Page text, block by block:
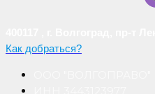
Как добраться?